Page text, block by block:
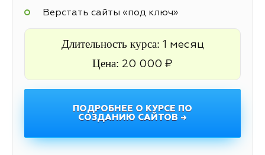
Верстать сайты «под ключ»
Длительность курса: 1 месяц
Цена: 20 000 ₽
ПОДРОБНЕЕ О КУРСЕ ПО
СОЗДАНИЮ САЙТОВ →